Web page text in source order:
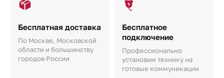
Бесплатная доставка
По Москве, Московской
области и большинству
городов России
Бесплатное
подключение
Профессионально
установим технику на
готовые коммуникации